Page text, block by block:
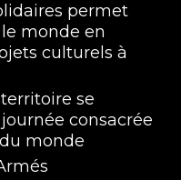
- Saison 9 #02
permet
monde en
culturels à
se
consacrée
monde